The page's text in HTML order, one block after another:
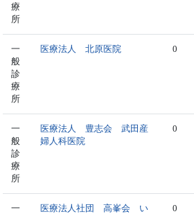
療
所
一
般
診
療
所
医療法人 北原医院 0
一
般
診
療
所
医療法人 豊志会 武田産
婦人科医院
0
一
医療法人社団 高峯会 い
0